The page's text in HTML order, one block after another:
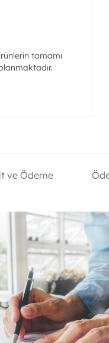
tamamı
ve Ödeme